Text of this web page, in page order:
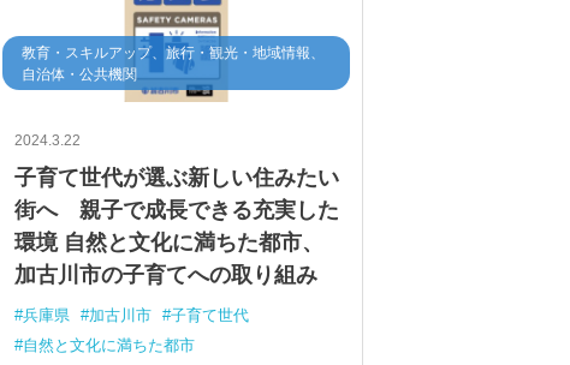
教育・スキルアップ、旅行・観光・地域情報、
自治体・公共機関
2024.3.22
子育て世代が選ぶ新しい住みたい
街へ 親子で成長できる充実した
環境 自然と文化に満ちた都市、
加古川市の子育てへの取り組み
兵庫県 加古川市
子育て世代
自然と文化に満ちた都市